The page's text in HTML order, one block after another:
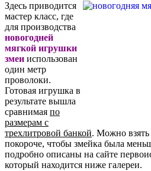
Здесь приводится
мастер класс, где
для производства
новогодней
мягкой игрушки
змеи использован
один метр
проволоки.
Готовая игрушка в
результате вышла
сравнимая по
размерам с
трехлитровой банкой. Можно взять
покороче, чтобы змейка была
подробно описаны на сайте
который находится ниже галереи.